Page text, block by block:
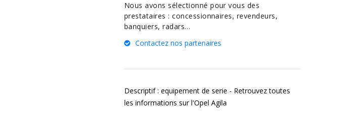
Nous avons sélectionné pour vous des
prestataires : concessionnaires, revendeurs,
banquiers, radars…
Contactez nos partenaires
Descriptif : equipement de serie - Retrouvez toutes
les informations sur l'Opel Agila